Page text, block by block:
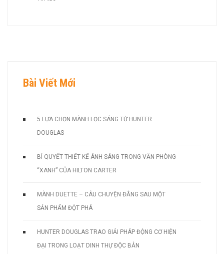
Bài Viết Mới
5 LỰA CHỌN MÀNH LỌC SÁNG TỪ HUNTER
DOUGLAS
BÍ QUYẾT THIẾT KẾ ÁNH SÁNG TRONG VĂN PHÒNG
“XANH” CỦA HILTON CARTER
MÀNH DUETTE – CÂU CHUYỆN ĐẰNG SAU MỘT
SẢN PHẨM ĐỘT PHÁ
HUNTER DOUGLAS TRAO GIẢI PHÁP ĐỘNG CƠ HIỆN
ĐẠI TRONG LOẠT DINH THỰ ĐỘC BẢN